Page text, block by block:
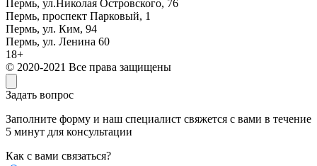
Пермь, ул.Николая Островского, 76
Пермь, проспект Парковый, 1
Пермь, ул. Ким, 94
Пермь, ул. Ленина 60
18+
© 2020-2021 Все права защищены
Задать вопрос
Заполните форму и наш специалист свяжется с вами в течение
5 минут для консультации
Как с вами связаться?